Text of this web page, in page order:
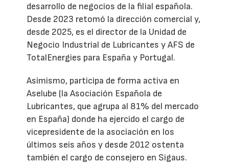
desarrollo de negocios de la filial española.
Desde 2023 retomó la dirección comercial y,
desde 2025, es el director de la Unidad de
Negocio Industrial de Lubricantes y AFS de
TotalEnergies para España y Portugal.
Asimismo, participa de forma activa en
Aselube (la Asociación Española de
Lubricantes, que agrupa al 81% del mercado
en España) donde ha ejercido el cargo de
vicepresidente de la asociación en los
últimos seis años y desde 2012 ostenta
también el cargo de consejero en Sigaus.